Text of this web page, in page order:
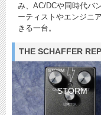
み、AC/DCや同時代バ
ーティストやエンジニ
きる一台。
THE SCHAFFER
STORM